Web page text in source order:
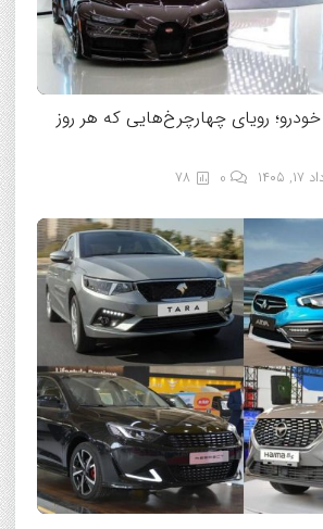
رویای چهارچرخ‌هایی که هر روز
78